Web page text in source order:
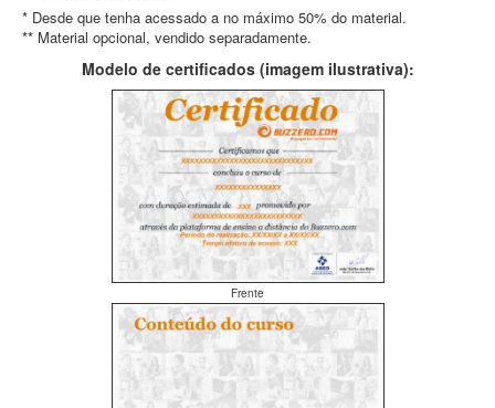
* Desde que tenha acessado a no máximo 50% do material.
** Material opcional, vendido separadamente.
Modelo de certificados (imagem ilustrativa):
Frente